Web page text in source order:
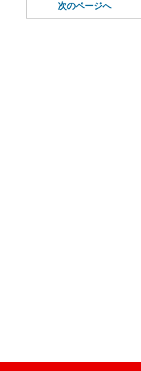
次のページへ